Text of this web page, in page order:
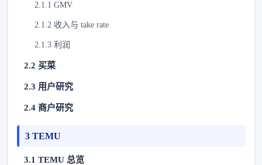
2.1.1 GMV
2.1.2 收入与 take rate
2.1.3 利润
2.2 买菜
2.3 用户研究
2.4 商户研究
3 TEMU
3.1 TEMU 总览